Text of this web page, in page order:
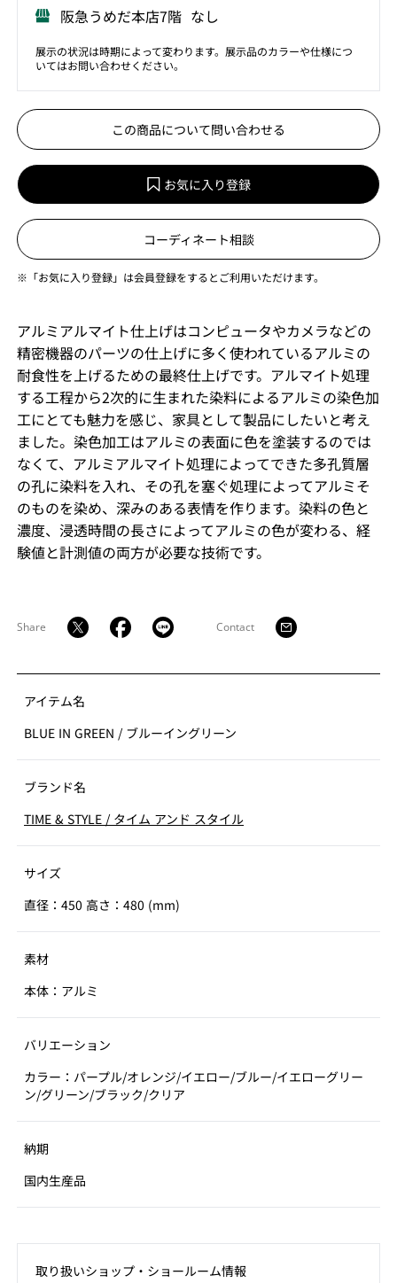
阪急うめだ本店7階 なし
展示の状況は時期によって変わります。展示品のカラーや仕様につ
いてはお問い合わせください。
この商品について問い合わせる
お気に入り登録
コーディネート相談
※「お気に入り登録」は会員登録をするとご利用いただけます。
アルミアルマイト仕上げはコンピュータやカメラなどの
精密機器のパーツの仕上げに多く使われているアルミの
耐食性を上げるための最終仕上げです。アルマイト処理
する工程から2次的に生まれた染料によるアルミの染色加
工にとても魅力を感じ、家具として製品にしたいと考え
ました。染色加工はアルミの表面に色を塗装するのでは
なくて、アルミアルマイト処理によってできた多孔質層
の孔に染料を入れ、その孔を塞ぐ処理によってアルミそ
のものを染め、深みのある表情を作ります。染料の色と
濃度、浸透時間の長さによってアルミの色が変わる、経
験値と計測値の両方が必要な技術です。
Share Contact
アイテム名
BLUE IN GREEN / ブルーイングリーン
ブランド名
TIME & STYLE / タイム アンド スタイル
サイズ
直径：450 高さ：480 (mm)
素材
本体：アルミ
バリエーション
カラー：パープル/オレンジ/イエロー/ブルー/イエローグリー
ン/グリーン/ブラック/クリア
納期
国内生産品
取り扱いショップ‧ショールーム情報